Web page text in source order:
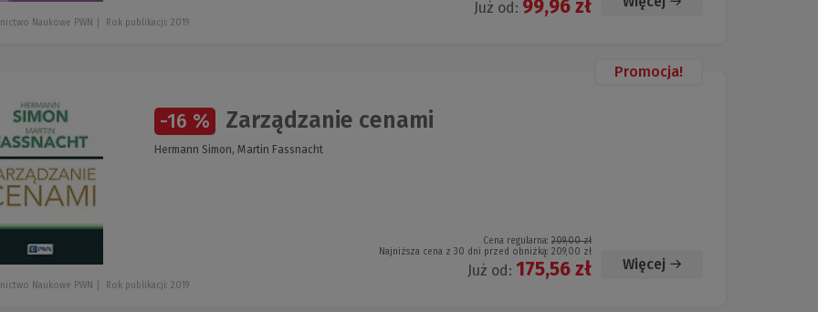
Już od: 99,96 zł
Naukowe PWN Rok publikacji: 2019
Promocja!
-16 % Zarządzanie cenami
Hermann Simon, Martin Fassnacht
Cena regularna: 209,00 zł
Najniższa cena z 30 dni przed obniżką: 209,00 zł
Już od: 175,56 zł Więcej
Naukowe PWN Rok publikacji: 2019